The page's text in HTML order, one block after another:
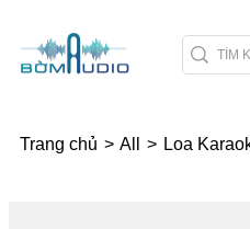
Trang chủ > All > Loa